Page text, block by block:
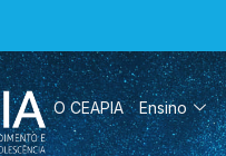
O CEAPIA Ensino